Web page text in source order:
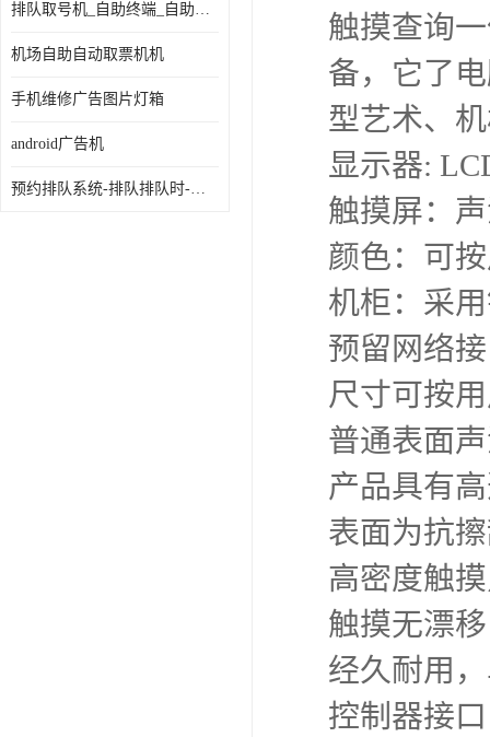
排队取号机_自助终端_自助签到一体机 支持定做
机场自助自动取票机机
手机维修广告图片灯箱
android广告机
预约排队系统-排队排队时-排动排号系统和排队的使用方法
触摸查询
备，它了
型艺术、
显示器:
触摸屏：
颜色：可
机柜：采
预留网络
尺寸可按
普通表面
产品具有
表面为抗
高密度触
触摸无漂
经久耐用
控制器接